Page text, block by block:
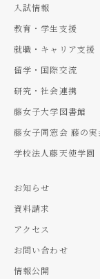
入試情報
教育・学生支援
就職・キャリア支援
留学・国際交流
研究・社会連携
藤女子大学図書館
藤女子同窓会 藤の実
学校法人藤天使学園
お知らせ
資料請求
アクセス
お問い合わせ
情報公開